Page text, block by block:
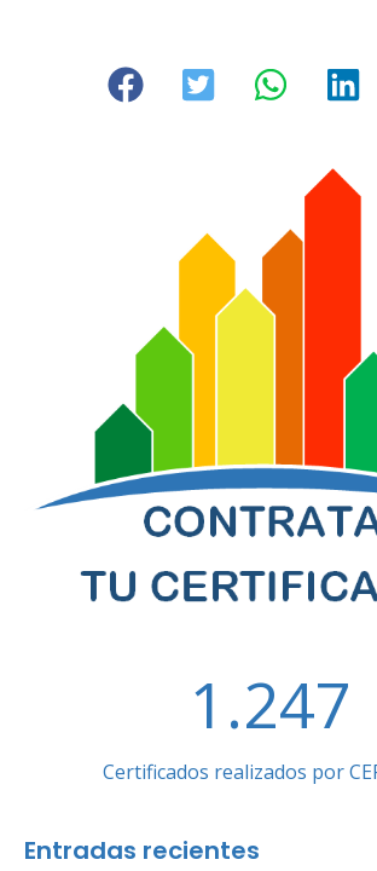
1.247
Certificados realizados por
Entradas recientes